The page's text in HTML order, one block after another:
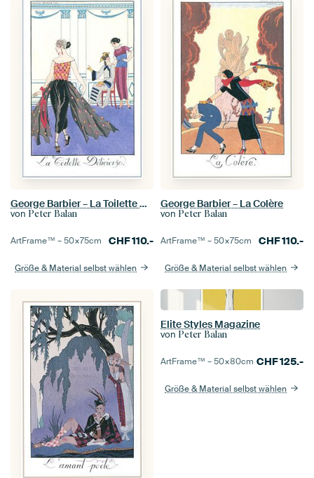
George Barbier – La Toilette Délicieuse
von Peter Balan
ArtFrame™ –50×75cm CHF110.-
Größe & Material selbst wählen
George Barbier – La Colère
von Peter Balan
ArtFrame™ –50×75cm CHF110.-
Größe & Material selbst wählen
Elite Styles Magazine
von Peter Balan
ArtFrame™ –50×80cm CHF125.-
Größe & Material selbst wählen